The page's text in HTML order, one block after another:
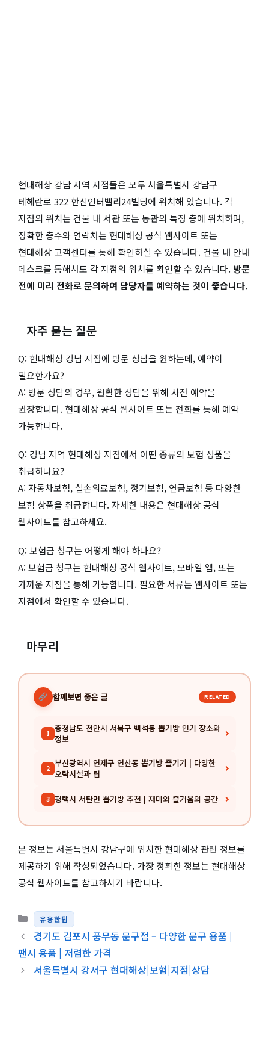
현대해상 강남 지역 지점들은 모두 서울특별시 강남구
테헤란로 322 한신인터밸리24빌딩에 위치해 있습니다. 각
지점의 위치는 건물 내 서관 또는 동관의 특정 층에 위치하며,
정확한 층수와 연락처는 현대해상 공식 웹사이트 또는
현대해상 고객센터를 통해 확인하실 수 있습니다. 건물 내 안내
데스크를 통해서도 각 지점의 위치를 확인할 수 있습니다. 방문
전에 미리 전화로 문의하여 담당자를 예약하는 것이 좋습니다.
자주 묻는 질문
Q: 현대해상 강남 지점에 방문 상담을 원하는데, 예약이
필요한가요?
A: 방문 상담의 경우, 원활한 상담을 위해 사전 예약을
권장합니다. 현대해상 공식 웹사이트 또는 전화를 통해 예약
가능합니다.
Q: 강남 지역 현대해상 지점에서 어떤 종류의 보험 상품을
취급하나요?
A: 자동차보험, 실손의료보험, 정기보험, 연금보험 등 다양한
보험 상품을 취급합니다. 자세한 내용은 현대해상 공식
웹사이트를 참고하세요.
Q: 보험금 청구는 어떻게 해야 하나요?
A: 보험금 청구는 현대해상 공식 웹사이트, 모바일 앱, 또는
가까운 지점을 통해 가능합니다. 필요한 서류는 웹사이트 또는
지점에서 확인할 수 있습니다.
마무리
함께보면 좋은 글 RELATED
1 충청남도 천안시 서북구 백석동 뽑기방 인기 장소와
정보
2 부산광역시 연제구 연산동 뽑기방 즐기기 | 다양한
오락시설과 팁
3 평택시 서탄면 뽑기방 추천 | 재미와 즐거움의 공간
본 정보는 서울특별시 강남구에 위치한 현대해상 관련 정보를
제공하기 위해 작성되었습니다. 가장 정확한 정보는 현대해상
공식 웹사이트를 참고하시기 바랍니다.
카테고리
유용한팁
경기도 김포시 풍무동 문구점 – 다양한 문구 용품 |
팬시 용품 | 저렴한 가격
서울특별시 강서구 현대해상|보험|지점|상담